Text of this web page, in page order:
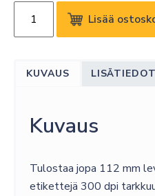
TD-
PRINTER
määrä
Lisää
KUVAUS LISÄTIEDOT
Kuvaus
Tulostaa jopa 112 mm
etikettejä 300 dpi